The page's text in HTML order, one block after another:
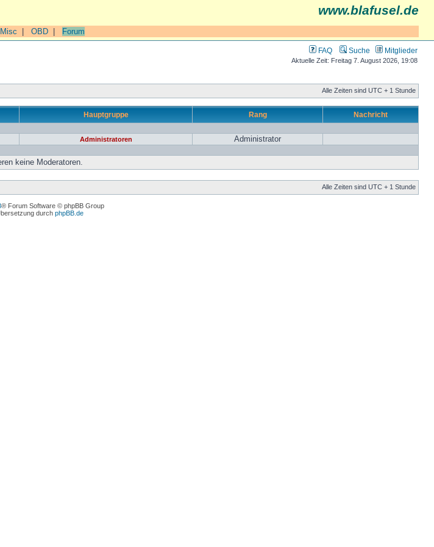
www.blafusel.de
Misc OBD Forum
FAQ Suche Mitglieder
Aktuelle Zeit: Freitag 7. August 2026, 19:08
Alle Zeiten sind UTC + 1 Stunde
Hauptgruppe Rang Nachricht
Administratoren Administrator
keine Moderatoren.
Alle Zeiten sind UTC + 1 Stunde
® Forum Software © phpBB Group
durch phpBB.de